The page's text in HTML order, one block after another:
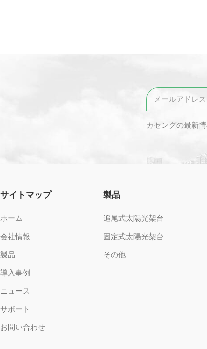
カセングの最新
サイトマップ
ホーム
会社情報
製品
導入事例
ニュース
サポート
お問い合わせ
製品
追尾式太陽光架台
固定式太陽光架台
その他